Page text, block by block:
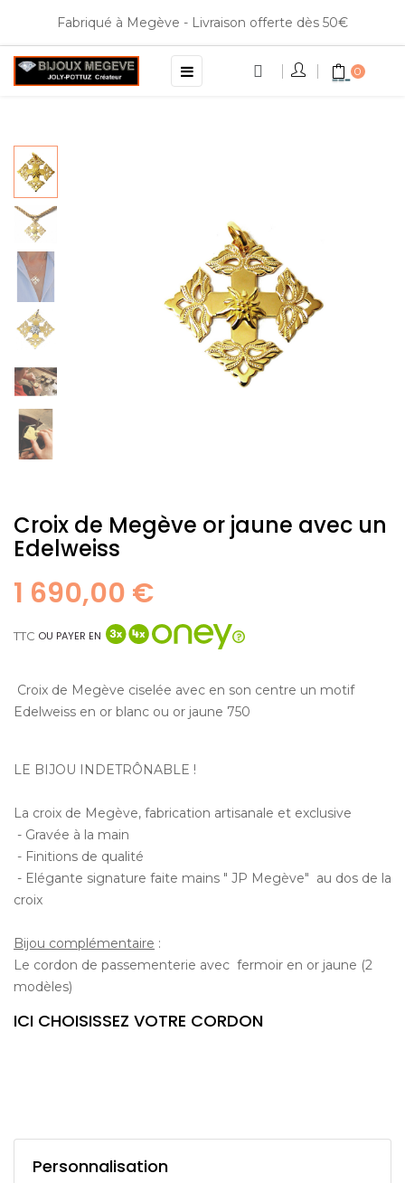
Fabriqué à Megève - Livraison offerte dès 50€
Basculer
la
☰ 0
Croix de Megève or jaune avec un
Edelweiss
1 690,00 €
TTC OU PAYER EN
Croix de Megève ciselée avec en son centre un motif
Edelweiss en or blanc ou or jaune 750
LE BIJOU INDETRÔNABLE !
La croix de Megève, fabrication artisanale et exclusive
- Gravée à la main
- Finitions de qualité
- Elégante signature faite mains " JP Megève" au dos de la
croix
Bijou complémentaire :
Le cordon de passementerie avec fermoir en or jaune (2
modèles)
ICI CHOISISSEZ VOTRE CORDON
Personnalisation